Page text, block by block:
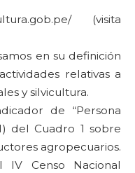
(visita
en su definición
relativas a
y silvicultura.
de “Persona
del Cuadro 1 sobre
agropecuarios.
Censo Nacional